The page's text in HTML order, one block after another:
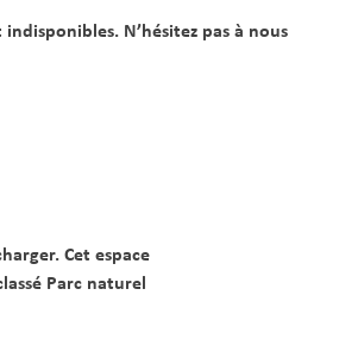
N’hésitez pas à nous
Cet espace
Parc naturel